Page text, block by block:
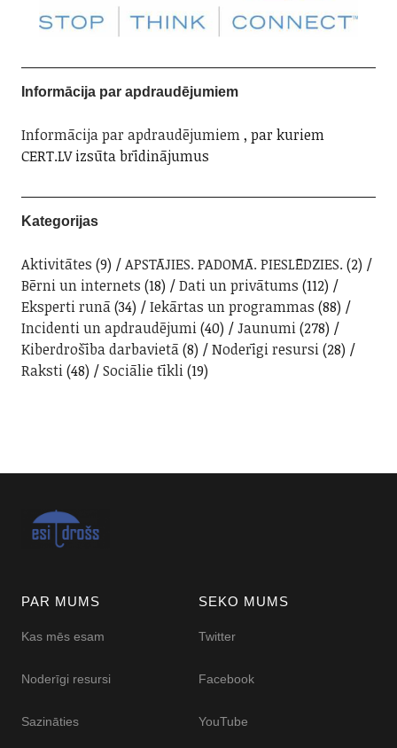
Informācija par apdraudējumiem
Informācija par apdraudējumiem, par kuriem
CERT.LV izsūta brīdinājumus
Kategorijas
Aktivitātes (9) APSTĀJIES. PADOMĀ. PIESLĒDZIES. (2)
Bērni un internets (18) Dati un privātums (112)
Eksperti runā(34) Iekārtas un programmas (88)
Incidenti un apdraudējumi(40) Jaunumi(278)
Kiberdrošība darbavietā(8) Noderīgi resursi(28)
Raksti(48) Sociālie tīkli(19)
PAR MUMS
Kas mēs esam
Noderīgi resursi
Sazināties
SEKO MUMS
Twitter
Facebook
YouTube